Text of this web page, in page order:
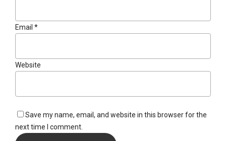
Email *
Website
Save my name, email, and website in this browser for the
next time I comment.